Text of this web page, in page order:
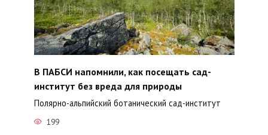
В ПАБСИ напомнили, как посещать сад-
институт без вреда для природы
Полярно-альпийский ботанический сад-институт
199